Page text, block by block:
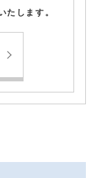
たします。